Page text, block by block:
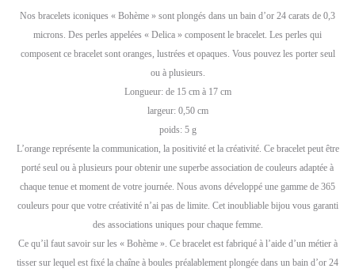
Nos bracelets iconiques « Bohème » sont plongés dans un bain d’or 24 carats de 0,3
microns. Des perles appelées « Delica » composent le bracelet. Les perles qui
composent ce bracelet sont oranges, lustrées et opaques. Vous pouvez les porter seul
ou à plusieurs.
Longueur: de 15 cm à 17 cm
largeur: 0,50 cm
poids: 5 g
L’orange représente la communication, la positivité et la créativité. Ce bracelet peut être
porté seul ou à plusieurs pour obtenir une superbe association de couleurs adaptée à
chaque tenue et moment de votre journée. Nous avons développé une gamme de 365
couleurs pour que votre créativité n’ai pas de limite. Cet inoubliable bijou vous garanti
des associations uniques pour chaque femme.
Ce qu’il faut savoir sur les « Bohème ». Ce bracelet est fabriqué à l’aide d’un métier à
tisser sur lequel est fixé la chaîne à boules préalablement plongée dans un bain d’or 24